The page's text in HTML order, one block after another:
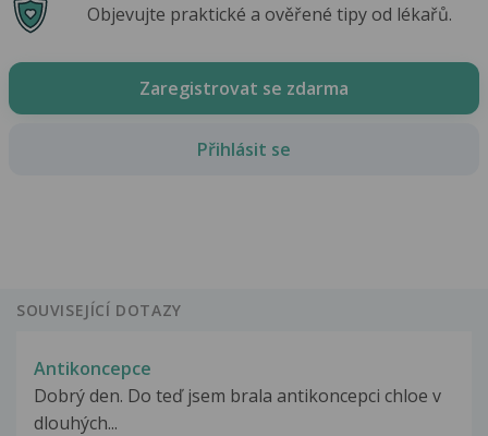
Objevujte praktické a ověřené tipy od lékařů.
Zaregistrovat se zdarma
Přihlásit se
SOUVISEJÍCÍ DOTAZY
Antikoncepce
Dobrý den. Do teď jsem brala antikoncepci chloe v
dlouhých...